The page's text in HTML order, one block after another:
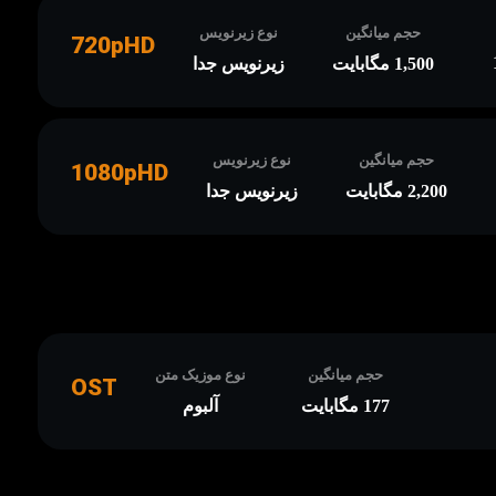
حجم میانگین
1,500 مگابایت
نوع زیرنویس
زیرنویس جدا
720pHD
حجم میانگین
2,200 مگابایت
نوع زیرنویس
زیرنویس جدا
1080pHD
حجم میانگین
177 مگابایت
نوع موزیک متن
آلبوم
OST